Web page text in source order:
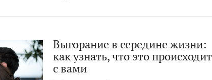
Выгорание в середине жизни:
как узнать, что это происходит
с вами